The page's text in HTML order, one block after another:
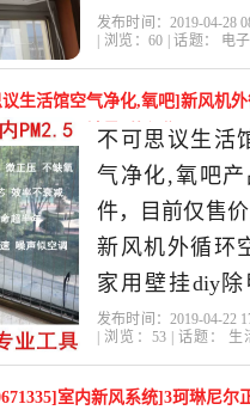
是2019年齐鲁
高的室内新风
东 德州发货。
发布时间：2019-04-28
| 浏览：60 | 话题： 电子
生活馆空气净化,氧吧]新风机
壁挂diy月销量0件仅售1593.9元
不可思议生活
气净化,氧吧
件，目前仅售价
新风机外循环
家用壁挂diy除
窗式新风系统
器当中性价比
发布时间：2019-04-22
| 浏览： 53| 话题： 生
室内新风系统]3珂琳尼尔